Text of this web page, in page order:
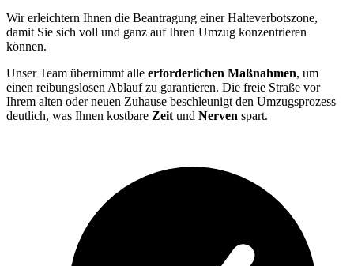
Wir erleichtern Ihnen die Beantragung einer Halteverbotszone,
damit Sie sich voll und ganz auf Ihren Umzug konzentrieren
können.
Unser Team übernimmt alle erforderlichen Maßnahmen, um
einen reibungslosen Ablauf zu garantieren. Die freie Straße vor
Ihrem alten oder neuen Zuhause beschleunigt den Umzugsprozess
deutlich, was Ihnen kostbare Zeit und Nerven spart.